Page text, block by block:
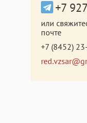
+7
или
почте
+7 (8452)